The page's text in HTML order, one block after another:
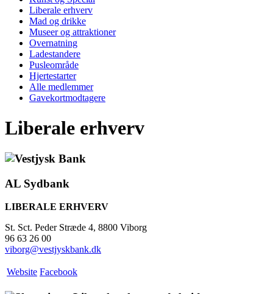
Liberale erhverv
Mad og drikke
Museer og attraktioner
Overnatning
Ladestandere
Pusleområde
Hjertestarter
Alle medlemmer
Gavekortmodtagere
Liberale erhverv
AL Sydbank
LIBERALE ERHVERV
St. Sct. Peder Stræde 4, 8800 Viborg
96 63 26 00
viborg@vestjyskbank.dk
Website Facebook